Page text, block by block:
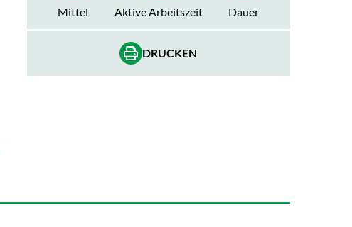
Mittel Aktive Arbeitszeit Dauer
DRUCKEN